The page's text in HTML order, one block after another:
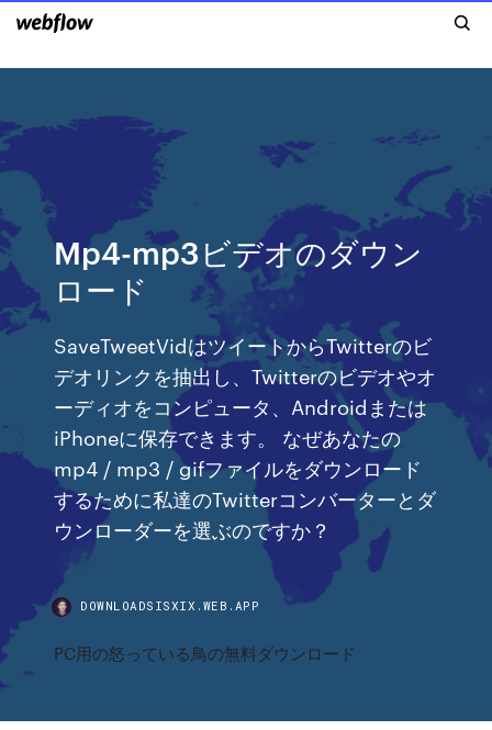
Mp4-mp3ビデオのダウン
ロード
SaveTweetVidはツイートからTwitterのビ
デオリンクを抽出し、Twitterのビデオやオ
ーディオをコンピュータ、Androidまたは
iPhoneに保存できます。 なぜあなたの
mp4 / mp3 / gifファイルをダウンロード
するために私達のTwitterコンバーターとダ
ウンローダーを選ぶのですか？
DOWNLOADSISXIX.WEB.APP
PC用の怒っている鳥の無料ダウンロード